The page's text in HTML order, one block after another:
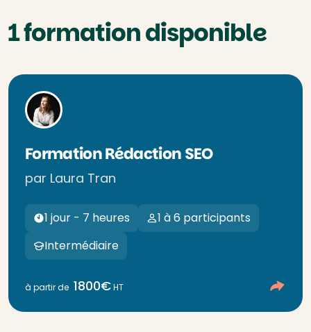
1 formation disponible
Formation Rédaction SEO
par Laura Tran
1 jour - 7 heures
1 à 6 participants
Intermédiaire
à partir de 1800€HT